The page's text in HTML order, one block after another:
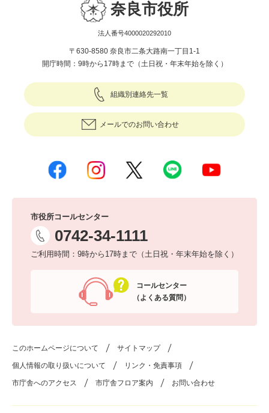
奈良市役所
法人番号4000020292010
〒630-8580 奈良市二条大路南一丁目1-1
開庁時間：9時から17時まで（土日祝・年末年始を除く）
組織別連絡先一覧
メールでのお問い合わせ
市役所コールセンター
0742-34-1111
ご利用時間：9時から17時まで（土日祝・年末年始を除く）
コールセンター
（よくある質問）
このホームページについて サイトマップ
個人情報の取り扱いについて リンク・免責事項
市庁舎へのアクセス 市庁舎フロア案内 お問い合わせ